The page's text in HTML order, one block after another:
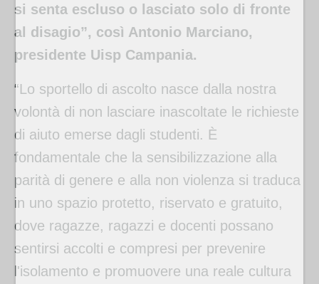
si senta escluso o lasciato solo di fronte
al disagio”, così Antonio Marciano,
presidente Uisp Campania.
“Lo sportello di ascolto nasce dalla nostra
volontà di non lasciare inascoltate le richieste
di aiuto emerse dagli studenti. È
fondamentale che la sensibilizzazione alla
parità di genere e alla non violenza si traduca
in uno spazio protetto, riservato e gratuito,
dove ragazze, ragazzi e docenti possano
sentirsi accolti e compresi per prevenire
l'isolamento e promuovere una reale cultura